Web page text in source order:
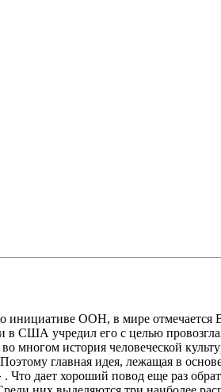
инициативе ООН, в мире
в США учредил его с целью
многом история человеческой
главная идея, лежащая в
дает хороший повод еще раз